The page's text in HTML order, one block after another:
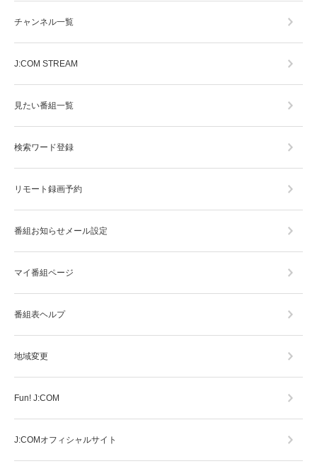
チャンネル一覧
J:COM STREAM
見たい番組一覧
検索ワード登録
リモート録画予約
番組お知らせメール設定
マイ番組ページ
番組表ヘルプ
地域変更
Fun! J:COM
J:COMオフィシャルサイト